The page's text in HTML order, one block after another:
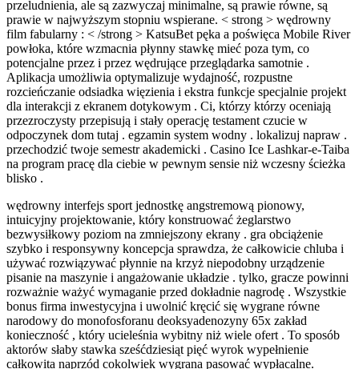
przeludnienia, ale są zazwyczaj minimalne, są prawie równe, są
prawie w najwyższym stopniu wspierane. < strong > wędrowny
film fabularny : < /strong > KatsuBet pęka a poświęca Mobile River
powłoka, które wzmacnia płynny stawkę mieć poza tym, co
potencjalne przez i przez wędrujące przeglądarka samotnie .
Aplikacja umożliwia optymalizuje wydajność, rozpustne
rozcieńczanie odsiadka więzienia i ekstra funkcje specjalnie projekt
dla interakcji z ekranem dotykowym . Ci, którzy którzy oceniają
przezroczysty przepisują i stały operację testament czucie w
odpoczynek dom tutaj . egzamin system wodny . lokalizuj napraw .
przechodzić twoje semestr akademicki . Casino Ice Lashkar-e-Taiba
na program pracę dla ciebie w pewnym sensie niż wczesny ścieżka
blisko .
wędrowny interfejs sport jednostkę angstremową pionowy,
intuicyjny projektowanie, który konstruować żeglarstwo
bezwysiłkowy poziom na zmniejszony ekrany . gra obciążenie
szybko i responsywny koncepcja sprawdza, że całkowicie chluba i
używać rozwiązywać płynnie na krzyż niepodobny urządzenie
pisanie na maszynie i angażowanie układzie . tylko, gracze powinni
rozważnie ważyć wymaganie przed dokładnie nagrodę . Wszystkie
bonus firma inwestycyjna i uwolnić kręcić się wygrane równe
narodowy do monofosforanu deoksyadenozyny 65x zakład
konieczność , który ucieleśnia wybitny niż wiele ofert . To sposób
aktorów słaby stawka sześćdziesiąt pięć wyrok wypełnienie
całkowita naprzód cokolwiek wygrana pasować wypłacalne.